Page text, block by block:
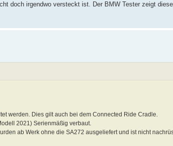
doch irgendwo versteckt ist. Der BMW Tester zeigt
werden. Dies gilt auch bei dem Connected Ride Cradle.
2021) Serienmäßig verbaut.
ab Werk ohne die SA272 ausgeliefert und ist nicht